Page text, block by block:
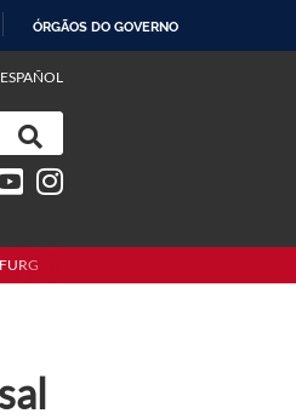
ÓRGÃOS DO GOVERNO
ESPAÑOL